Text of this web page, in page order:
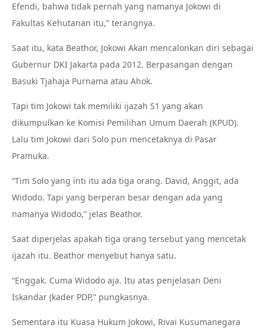
Efendi, bahwa tidak pernah yang namanya Jokowi di
Fakultas Kehutanan itu,” terangnya.
Saat itu, kata Beathor, Jokowi Akan mencalonkan diri sebagai
Gubernur DKI Jakarta pada 2012. Berpasangan dengan
Basuki Tjahaja Purnama atau Ahok.
Tapi tim Jokowi tak memiliki ijazah S1 yang akan
dikumpulkan ke Komisi Pemilihan Umum Daerah (KPUD).
Lalu tim Jokowi dari Solo pun mencetaknya di Pasar
Pramuka.
“Tim Solo yang inti itu ada tiga orang. David, Anggit, ada
Widodo. Tapi yang berperan besar dengan ada yang
namanya Widodo,” jelas Beathor.
Saat diperjelas apakah tiga orang tersebut yang mencetak
ijazah itu. Beathor menyebut hanya satu.
“Enggak. Cuma Widodo aja. Itu atas penjelasan Deni
Iskandar (kader PDP,” pungkasnya.
Sementara itu Kuasa Hukum Jokowi, Rivai Kusumanegara